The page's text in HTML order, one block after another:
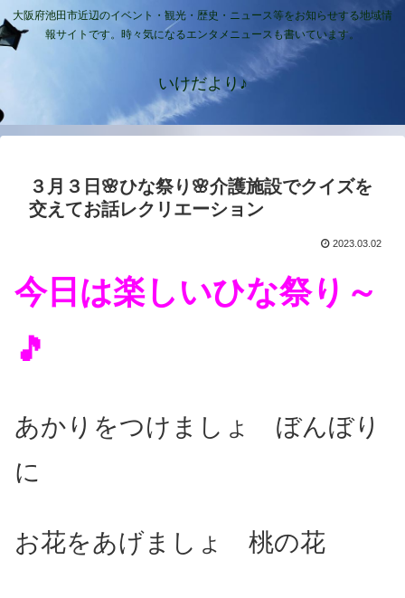
大阪府池田市近辺のイベント・観光・歴史・ニュース等をお知らせする地域情
報サイトです。時々気になるエンタメニュースも書いています。
いけだより♪
３月３日🌸ひな祭り🌸介護施設でクイズを
交えてお話レクリエーション
2023.03.02
今日は楽しいひな祭り～
🎵
あかりをつけましょ ぼんぼり
に
お花をあげましょ 桃の花